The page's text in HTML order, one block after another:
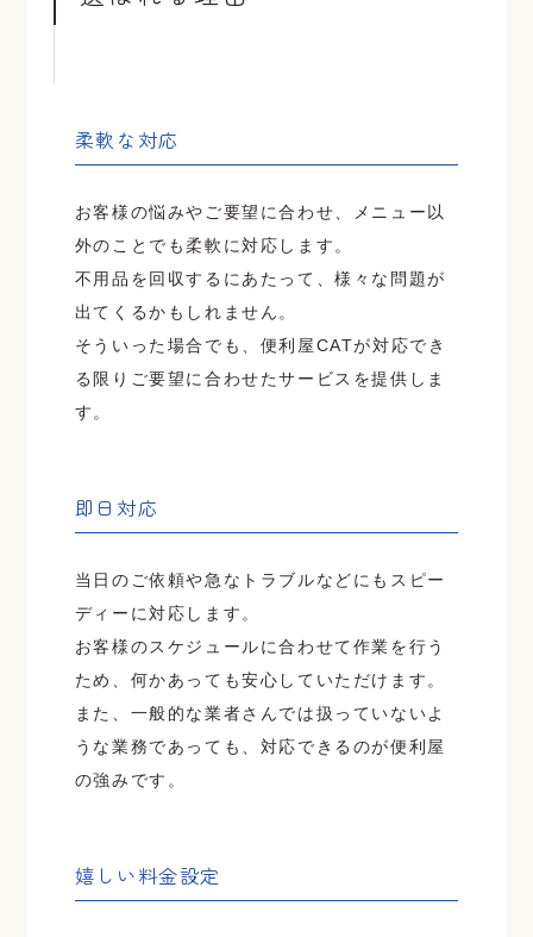
柔軟な対応
お客様の悩みやご要望に合わせ、メニュー以
外のことでも柔軟に対応します。
不用品を回収するにあたって、様々な問題が
出てくるかもしれません。
そういった場合でも、便利屋CATが対応でき
る限りご要望に合わせたサービスを提供しま
す。
即日対応
当日のご依頼や急なトラブルなどにもスピー
ディーに対応します。
お客様のスケジュールに合わせて作業を行う
ため、何かあっても安心していただけます。
また、一般的な業者さんでは扱っていないよ
うな業務であっても、対応できるのが便利屋
の強みです。
嬉しい料金設定